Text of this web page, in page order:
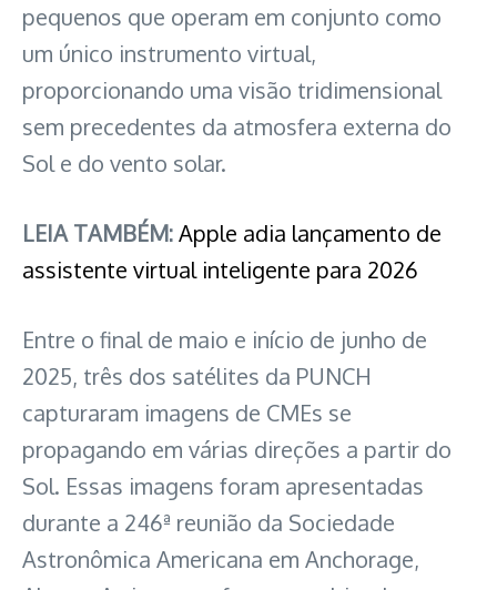
pequenos que operam em conjunto como
um único instrumento virtual,
proporcionando uma visão tridimensional
sem precedentes da atmosfera externa do
Sol e do vento solar.
LEIA TAMBÉM:Apple adia lançamento de
assistente virtual inteligente para 2026
Entre o final de maio e início de junho de
2025, três dos satélites da PUNCH
capturaram imagens de CMEs se
propagando em várias direções a partir do
Sol. Essas imagens foram apresentadas
durante a 246ª reunião da Sociedade
Astronômica Americana em Anchorage,